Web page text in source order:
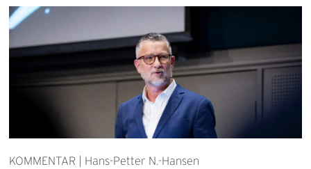
KOMMENTAR | Hans-Petter N.-Hansen